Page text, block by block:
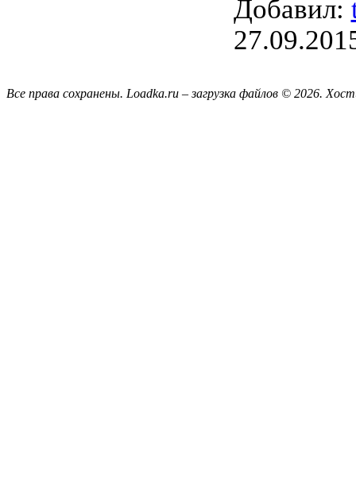
Добавил:
Все права сохранены. Loadka.ru – загрузка файлов © 2026.